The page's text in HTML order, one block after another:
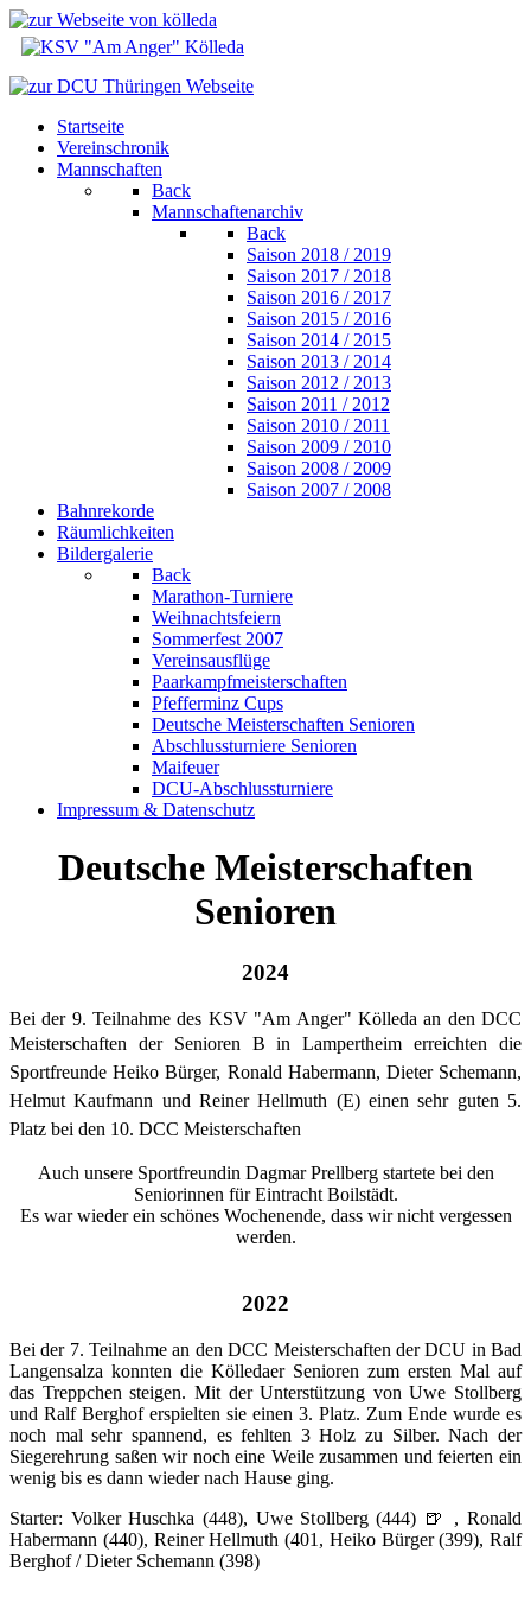
Startseite
Vereinschronik
Mannschaften
Back
Mannschaftenarchiv
Back
Saison 2018 / 2019
Saison 2017 / 2018
Saison 2016 / 2017
Saison 2015 / 2016
Saison 2014 / 2015
Saison 2013 / 2014
Saison 2012 / 2013
Saison 2011 / 2012
Saison 2010 / 2011
Saison 2009 / 2010
Saison 2008 / 2009
Saison 2007 / 2008
Bahnrekorde
Räumlichkeiten
Bildergalerie
Back
Marathon-Turniere
Weihnachtsfeiern
Sommerfest 2007
Vereinsausflüge
Paarkampfmeisterschaften
Pfefferminz Cups
Deutsche Meisterschaften Senioren
Abschlussturniere Senioren
Maifeuer
DCU-Abschlussturniere
Impressum & Datenschutz
Deutsche Meisterschaften
Senioren
2024
Bei der 9. Teilnahme des KSV "Am Anger" Kölleda an den DCC
Meisterschaften der Senioren Bin Lampertheim erreichten die
Sportfreunde Heiko Bürger, Ronald Habermann, Dieter Schemann,
Helmut Kaufmann und Reiner Hellmuth (E) einen sehr guten 5.
Platz bei den 10. DCC Meisterschaften
Auch unsere Sportfreundin Dagmar Prellberg startete bei den
Seniorinnen für Eintracht Boilstädt.
Es war wieder ein schönes Wochenende, dass wir nicht vergessen
werden.
2022
Bei der 7. Teilnahme an den DCC Meisterschaften der DCU in Bad
Langensalza konnten die Kölledaer Senioren zum ersten Mal auf
das Treppchen steigen. Mit der Unterstützung von Uwe Stollberg
und Ralf Berghof erspielten sie einen 3. Platz. Zum Ende wurde es
noch mal sehr spannend, es fehlten 3 Holz zu Silber. Nach der
Siegerehrung saßen wir noch eine Weile zusammen und feierten ein
wenig bis es dann wieder nach Hause ging.
Starter: Volker Huschka (448), Uwe Stollberg (444) 🍺 , Ronald
Habermann (440), Reiner Hellmuth (401, Heiko Bürger (399), Ralf
Berghof / Dieter Schemann (398)